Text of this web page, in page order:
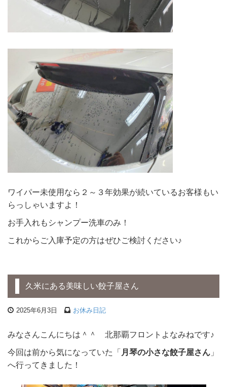
ワイパー未使用なら２～３年効果が続いているお客様もい
らっしゃいますよ！
お手入れもシャンプー洗車のみ！
これからご入庫予定の方はぜひご検討ください♪
久米にある美味しい餃子屋さん
2025年6月3日 お休み日記
みなさんこんにちは＾＾ 北那覇フロントよなみねです♪
今回は前から気になっていた「 月琴の小さな餃子屋さん 」
へ行ってきました！